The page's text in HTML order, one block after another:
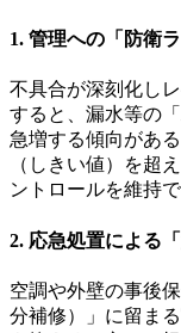
1. 管理への「防衛
不具合が深刻化し
すると、漏水等の
急増する傾向があ
（しきい値）を超
ントロールを維持
2. 応急処置による
空調や外壁の事後
分補修）」に留ま